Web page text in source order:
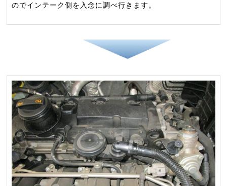
のでインテーク側を入念に調べ行きます。